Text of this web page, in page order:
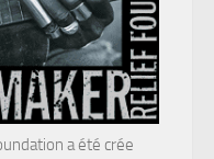
a été crée